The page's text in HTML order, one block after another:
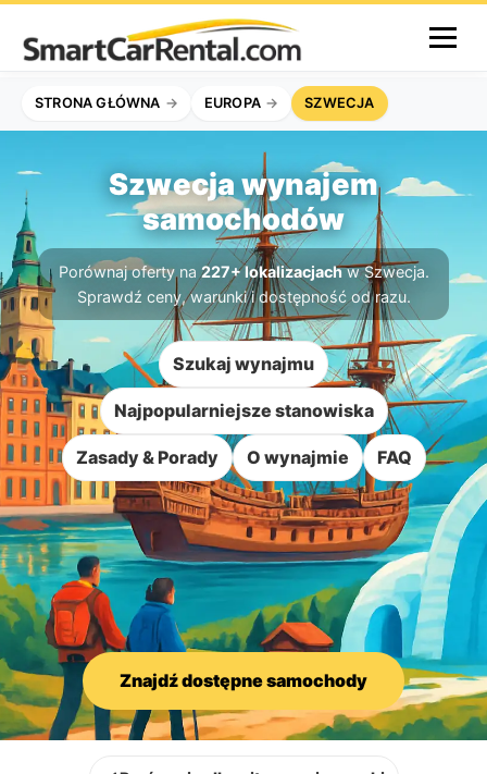
STRONA GŁÓWNA EUROPA SZWECJA
Szwecja wynajem
samochodów
Porównaj oferty na 227+ lokalizacjachw Szwecja.
Sprawdź ceny, warunki i dostępność od razu.
Szukaj wynajmu
Najpopularniejsze stanowiska
Zasady & Porady O wynajmie FAQ
Znajdź dostępne samochody